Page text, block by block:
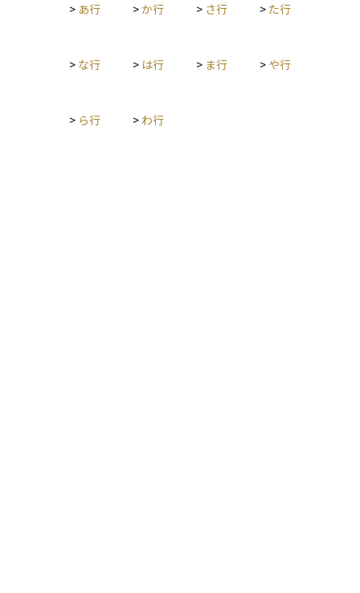
も、フィンテックを活用することで簡単に資産運用を始められ
> あ行 >か行 > さ行 > た行
> な行 > は行 > ま行 > や行
> ら行 > わ行